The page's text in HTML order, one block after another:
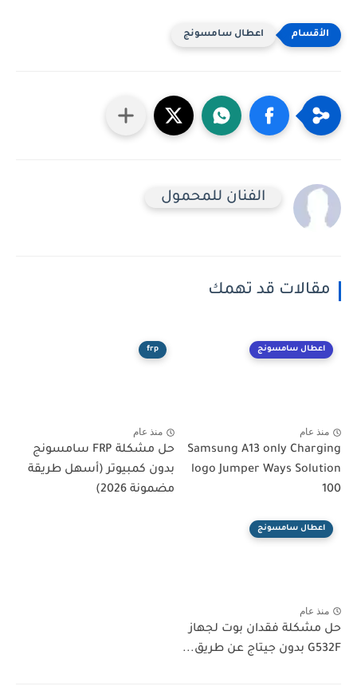
اعطال سامسونج
الفنان للمحمول
مقالات قد تهمك
اعطال سامسونج
منذ عام
Samsung A13 only Charging
logo Jumper Ways Solution
100
frp
منذ عام
حل مشكلة FRP سامسونج
بدون كمبيوتر (أسهل طريقة
مضمونة 2026)
اعطال سامسونج
منذ عام
حل مشكلة فقدان بوت لجهاز
G532F بدون جيتاج عن طريق...